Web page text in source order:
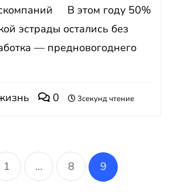
В этом году 50%
эстрады остались без
— предновогоднего
0 3секунд чтение
1 … 8 9